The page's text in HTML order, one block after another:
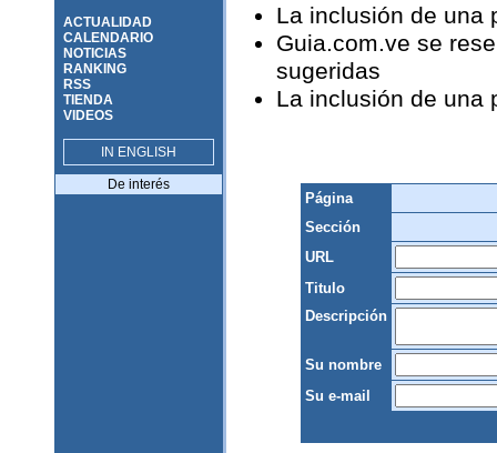
ACTUALIDAD
CALENDARIO
NOTICIAS
RANKING
RSS
TIENDA
VIDEOS
IN ENGLISH
De interés
La inclusión de una
Guia.com.ve se
sugeridas
La inclusión de una
Página
Sección
URL
Titulo
Descripción
Su nombre
Su e-mail